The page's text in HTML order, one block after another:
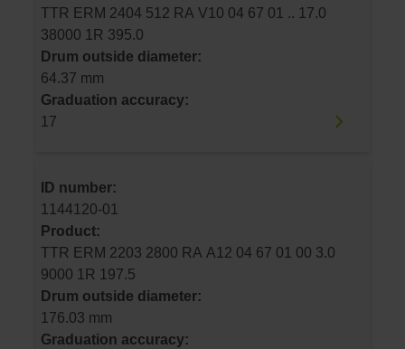
TTR ERM 2404 512 RA V10 04 67 01 .. 17.0
38000 1R 395.0
Drum outside diameter:
64.37 mm
Graduation accuracy:
17
ID number:
1144120-01
Product:
TTR ERM 2203 2800 RA A12 04 67 01 00 3.0
9000 1R 197.5
Drum outside diameter:
176.03 mm
Graduation accuracy: